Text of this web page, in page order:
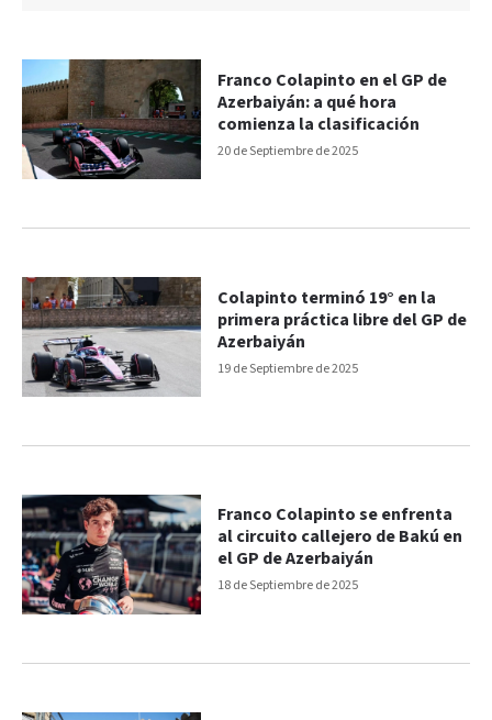
20 de Septiembre de 2025
Franco Colapinto en el GP de
Azerbaiyán: a qué hora
comienza la clasificación
19 de Septiembre de 2025
Colapinto terminó 19° en la
primera práctica libre del GP de
Azerbaiyán
18 de Septiembre de 2025
Franco Colapinto se enfrenta
al circuito callejero de Bakú en
el GP de Azerbaiyán